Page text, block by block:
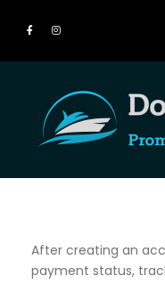
After creating an
payment status,